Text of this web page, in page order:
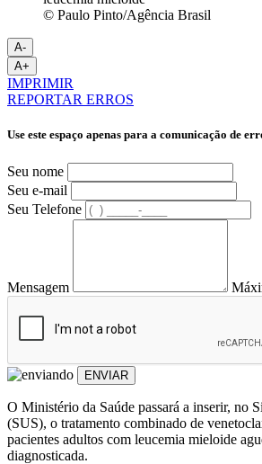
© Paulo Pinto/Agência Brasil
A-
A+
IMPRIMIR
REPORTAR ERROS
Use este espaço apenas para a comunicação de
Seu nome
Seu e-mail
Seu Telefone
Mensagem
ENVIAR
O Ministério da Saúde passará a inserir, no
(SUS), o tratamento combinado de
pacientes adultos com leucemia mieloide
diagnosticada.